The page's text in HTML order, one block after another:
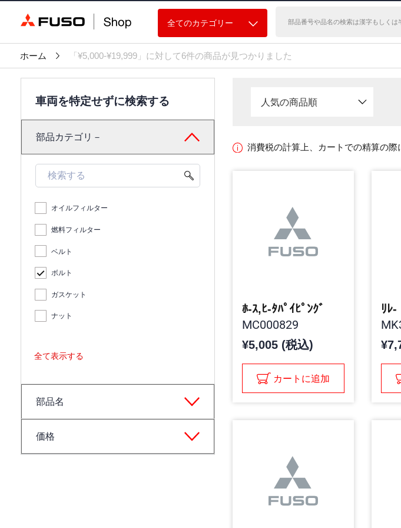
全てのカテゴリー
ホーム 「¥5,000-¥19,999」に対して6件の商品が見つかりました
車両を特定せずに検索する
部品カテゴリ－
オイルフィルター
燃料フィルター
ベルト
ボルト
ガスケット
ナット
全て表示する
部品名
価格
人気の商品順
消費税の計算上、カートでの精算の際
ﾎ-ｽ,ﾋ-ﾀﾊﾟｲﾋﾟﾝｸﾞ
MC000829
¥5,005 (税込)
カートに追加
ﾘﾚ-